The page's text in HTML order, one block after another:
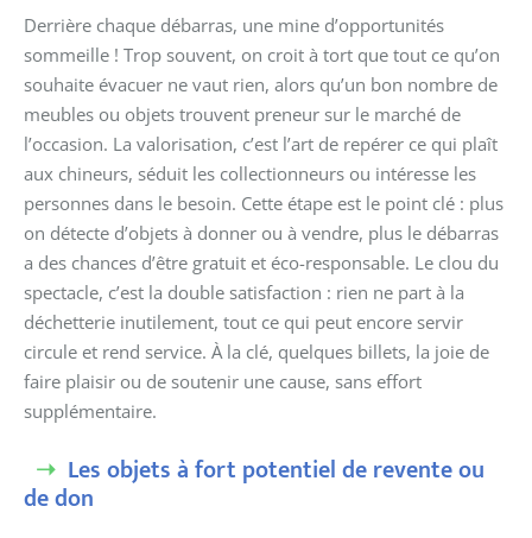
Derrière chaque débarras, une mine d’opportunités
sommeille ! Trop souvent, on croit à tort que tout ce qu’on
souhaite évacuer ne vaut rien, alors qu’un bon nombre de
meubles ou objets trouvent preneur sur le marché de
l’occasion. La valorisation, c’est l’art de repérer ce qui plaît
aux chineurs, séduit les collectionneurs ou intéresse les
personnes dans le besoin. Cette étape est le point clé : plus
on détecte d’objets à donner ou à vendre, plus le débarras
a des chances d’être gratuit et éco-responsable. Le clou du
spectacle, c’est la double satisfaction : rien ne part à la
déchetterie inutilement, tout ce qui peut encore servir
circule et rend service. À la clé, quelques billets, la joie de
faire plaisir ou de soutenir une cause, sans effort
supplémentaire.
Les objets à fort potentiel de revente ou
de don